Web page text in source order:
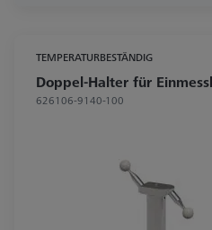
TEMPERATURBESTÄNDIG
Doppel-Halter für
626106-9140-100